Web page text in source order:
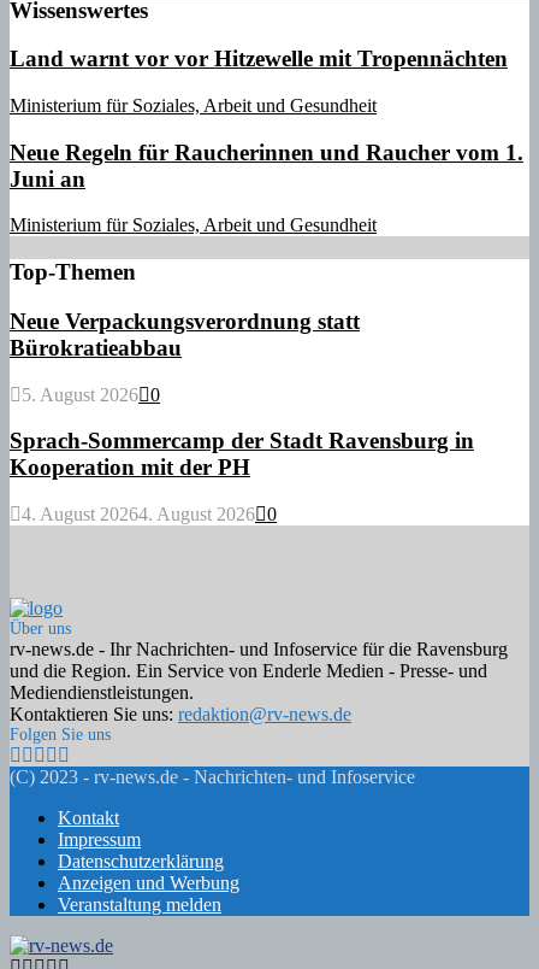
Wissenswertes
Land warnt vor vor Hitzewelle mit Tropennächten
Ministerium für Soziales, Arbeit und Gesundheit
Neue Regeln für Raucherinnen und Raucher vom 1.
Juni an
Ministerium für Soziales, Arbeit und Gesundheit
Top-Themen
Neue Verpackungsverordnung statt
Bürokratieabbau
5. August 2026 0
Sprach-Sommercamp der Stadt Ravensburg in
Kooperation mit der PH
4. August 20264. August 2026 0
Über uns
rv-news.de - Ihr Nachrichten- und Infoservice für die Ravensburg
und die Region. Ein Service von Enderle Medien - Presse- und
Mediendienstleistungen.
Kontaktieren Sie uns: redaktion@rv-news.de
Folgen Sie uns
Facebook
Twitter
Instagram
Email
(C) 2023 - rv-news.de - Nachrichten- und Infoservice
Kontakt
Impressum
Datenschutzerklärung
Anzeigen und Werbung
Veranstaltung melden